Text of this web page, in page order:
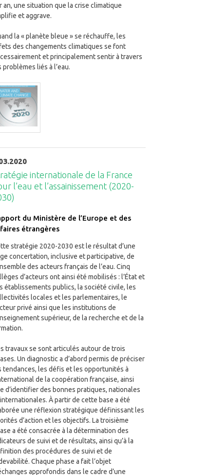
an, une situation que la crise climatique
et aggrave.
la « planète bleue » se réchauffe, les
des changements climatiques se font
et principalement sentir à travers
problèmes liés à l’eau.
internationale de la France
l’eau et l’assainissement (2020-
du Ministère de l’Europe et des
étrangères
stratégie 2020-2030 est le résultat d’une
concertation, inclusive et participative, de
des acteurs français de l’eau. Cinq
d’acteurs ont ainsi été mobilisés : l’État et
établissements publics, la société civile, les
locales et les parlementaires, le
privé ainsi que les institutions de
supérieur, de la recherche et de la
travaux se sont articulés autour de trois
Un diagnostic a d’abord permis de préciser
tendances, les défis et les opportunités à
de la coopération française, ainsi
d’identifier des bonnes pratiques, nationales
À partir de cette base a été
une réflexion stratégique définissant les
d’action et les objectifs. La troisième
a été consacrée à la détermination des
de suivi et de résultats, ainsi qu’à la
des procédures de suivi et de
Chaque phase a fait l’objet
approfondis dans le cadre d’une